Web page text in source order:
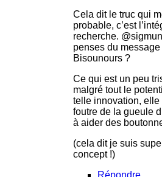
Cela dit le truc qui
probable, c’est
recherche.
penses du
Bisounours ?
Ce qui est un peu
malgré tout le
telle innovation, elle
foutre de la gueule
à aider des
(cela dit je suis
concept !)